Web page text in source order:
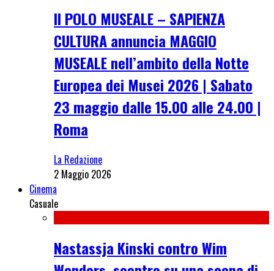
Il POLO MUSEALE – SAPIENZA
CULTURA annuncia MAGGIO
MUSEALE nell’ambito della Notte
Europea dei Musei 2026 | Sabato
23 maggio dalle 15.00 alle 24.00 |
Roma
La Redazione
2 Maggio 2026
Cinema
Casuale
Nastassja Kinski contro Wim